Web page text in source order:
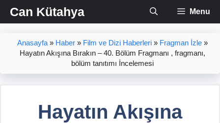
İçeriğe
atlaCan Kütahya Menu
Anasayfa » Haber » Film ve Dizi Haberleri » Fragman İzle »
Hayatın Akışına Bırakın – 40. Bölüm Fragmanı , fragmanı,
bölüm tanıtımı İncelemesi
Hayatın Akışına